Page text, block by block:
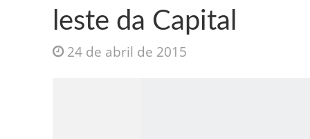
leste da Capital
24 de abril de 2015